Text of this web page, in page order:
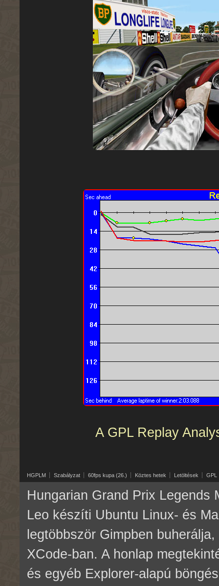
A GPL Replay
HGPLM Szabályzat 60fps kupa (26.) Köztes hetek Letöltések GPL
Hungarian Grand Prix Legends
Leo készíti Ubuntu Linux- és
legtöbbször Gimpben
XCode-ban. A honlap
és egyéb Explorer-alapú